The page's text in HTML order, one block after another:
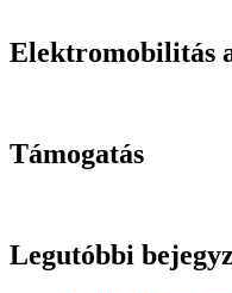
Elektromobilitás
Támogatás
Legutóbbi